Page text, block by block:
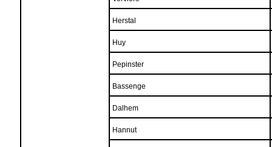
Herstal
Huy
Pepinster
Bassenge
Dalhem
Hannut